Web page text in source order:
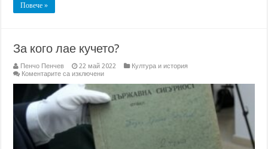
Повече »
За кого лае кучето?
Пенчо Пенчев 22 май 2022
Култура и история
Коментарите са изключениза
лае
кучето?